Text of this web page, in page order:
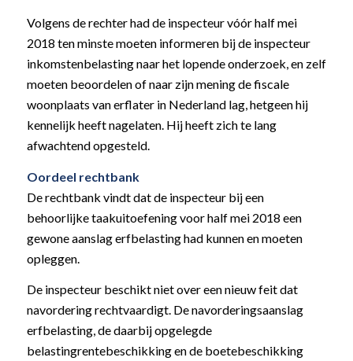
Volgens de rechter had de inspecteur vóór half mei
2018 ten minste moeten informeren bij de inspecteur
inkomstenbelasting naar het lopende onderzoek, en zelf
moeten beoordelen of naar zijn mening de fiscale
woonplaats van erflater in Nederland lag, hetgeen hij
kennelijk heeft nagelaten. Hij heeft zich te lang
afwachtend opgesteld.
Oordeel rechtbank
De rechtbank vindt dat de inspecteur bij een
behoorlijke taakuitoefening voor half mei 2018 een
gewone aanslag erfbelasting had kunnen en moeten
opleggen.
De inspecteur beschikt niet over een nieuw feit dat
navordering rechtvaardigt. De navorderingsaanslag
erfbelasting, de daarbij opgelegde
belastingrentebeschikking en de boetebeschikking